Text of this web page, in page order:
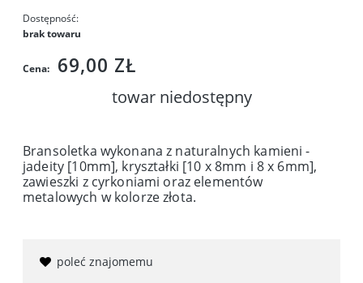
Dostępność:
brak towaru
Cena: 69,00 ZŁ
towar niedostępny
Bransoletka wykonana z naturalnych kamieni -
jadeity [10mm], kryształki [10 x 8mm i 8 x 6mm],
zawieszki z cyrkoniami oraz elementów
metalowych w kolorze złota.
poleć znajomemu